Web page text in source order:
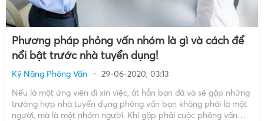
Phương pháp phỏng vấn nhóm là gì và cách để
nổi bật trước nhà tuyển dụng!
Kỹ Năng Phỏng Vấn
29-06-2020, 03:13
Nếu là một ứng viên đi xin việc, ắt hẳn bạn đã và sẽ gặp những
trường hợp nhà tuyển dụng phỏng vấn bạn không phải là một
người, mà là một nhóm người. Khi gặp phải cuộc phỏng vấn